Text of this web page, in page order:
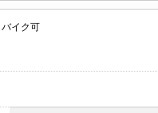
バイク可